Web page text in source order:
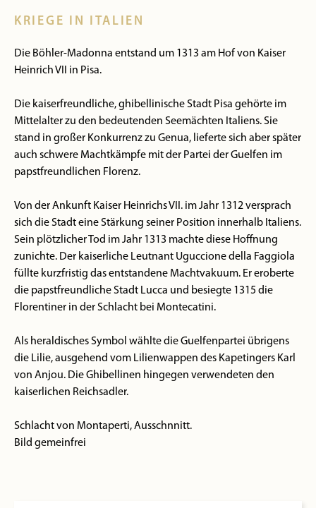
KRIEGE IN ITALIEN
Die Böhler-Madonna entstand um 1313 am Hof von Kaiser
Heinrich VII in Pisa.
Die kaiserfreundliche, ghibellinische Stadt Pisa gehörte im
Mittelalter zu den bedeutenden Seemächten Italiens. Sie
stand in großer Konkurrenz zu Genua, lieferte sich aber später
auch schwere Machtkämpfe mit der Partei der Guelfen im
papstfreundlichen Florenz.
Von der Ankunft Kaiser Heinrichs VII. im Jahr 1312 versprach
sich die Stadt eine Stärkung seiner Position innerhalb Italiens.
Sein plötzlicher Tod im Jahr 1313 machte diese Hoffnung
zunichte. Der kaiserliche Leutnant Uguccione della Faggiola
füllte kurzfristig das entstandene Machtvakuum. Er eroberte
die papstfreundliche Stadt Lucca und besiegte 1315 die
Florentiner in der Schlacht bei Montecatini.
Als heraldisches Symbol wählte die Guelfenpartei übrigens
die Lilie, ausgehend vom Lilienwappen des Kapetingers Karl
von Anjou. Die Ghibellinen hingegen verwendeten den
kaiserlichen Reichsadler.
Schlacht von Montaperti, Ausschnnitt.
Bild gemeinfrei